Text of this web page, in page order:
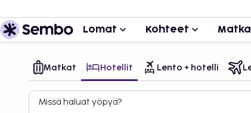
Lomat Kohteet
Matkat Hotellit Lento + hotelli
Missä haluat yöpyä?